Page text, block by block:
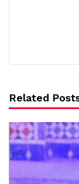
Related